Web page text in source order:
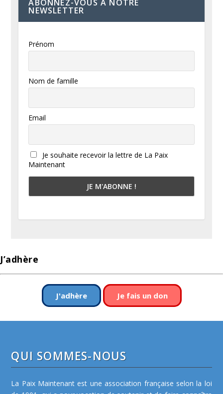
ABONNEZ-VOUS À NOTRE
NEWSLETTER
Prénom
Nom de famille
Email
Je souhaite recevoir la lettre de La Paix
Maintenant
J’adhère
J'adhère Je fais un don
QUI SOMMES-NOUS
La Paix Maintenant est une association française selon la loi